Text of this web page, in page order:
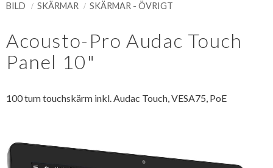
BILD SKÄRMAR SKÄRMAR - ÖVRIGT
Acousto-Pro Audac Touch
Panel 10"
100 tum touchskärm inkl. Audac Touch, VESA75, PoE